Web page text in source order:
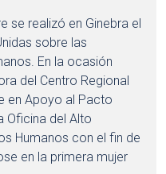
se realizó en Ginebra el
sobre las
En la ocasión
del Centro Regional
en Apoyo al Pacto
Oficina del Alto
Humanos con el fin de
en la primera mujer